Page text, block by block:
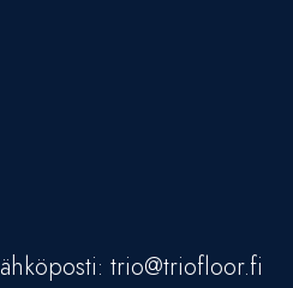
trio@triofloor.fi